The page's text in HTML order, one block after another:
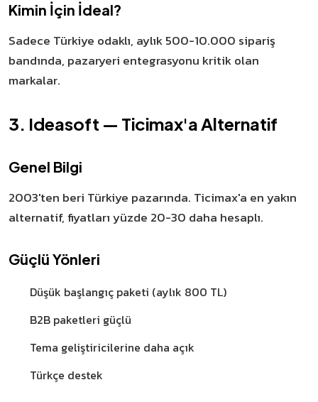
Kimin İçin İdeal?
Sadece Türkiye odaklı, aylık 500-10.000 sipariş
bandında, pazaryeri entegrasyonu kritik olan
markalar.
3. Ideasoft — Ticimax'a Alternatif
Genel Bilgi
2003'ten beri Türkiye pazarında. Ticimax'a en yakın
alternatif, fiyatları yüzde 20-30 daha hesaplı.
Güçlü Yönleri
Düşük başlangıç paketi (aylık 800 TL)
B2B paketleri güçlü
Tema geliştiricilerine daha açık
Türkçe destek